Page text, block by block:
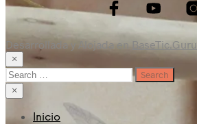
Desarrollada y Alojada en BaseTic.Guru
×
Search
for:
×
Inicio